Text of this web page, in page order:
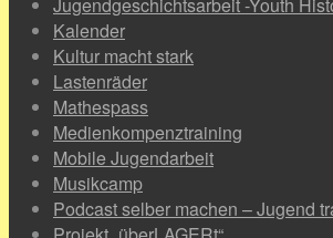
Kalender
Kultur macht stark
Lastenräder
Mathespass
Medienkompenztraining
Mobile Jugendarbeit
Musikcamp
Podcast selber machen – Jugend